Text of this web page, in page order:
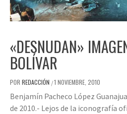
«DESNUDAN»
BOLÍVAR
POR REDACCIÓN /1 NOVIEMBRE, 2010
Benjamín Pacheco López
de 2010.- Lejos de la iconografía